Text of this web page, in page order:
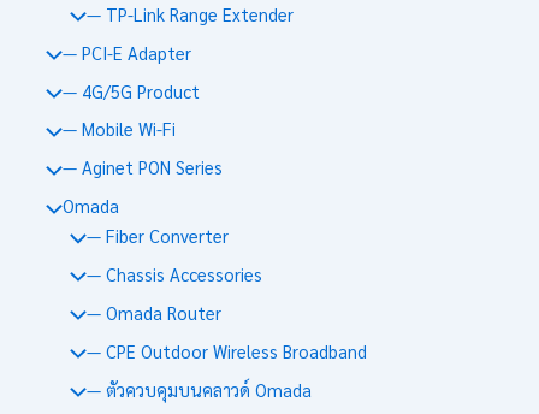
— TP-Link Range Extender
— PCI-E Adapter
— 4G/5G Product
— Mobile Wi-Fi
— Aginet PON Series
Omada
— Fiber Converter
— Chassis Accessories
— Omada Router
— CPE Outdoor Wireless Broadband
— ตัวควบคุมบนคลาวด์ Omada